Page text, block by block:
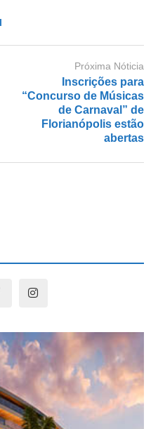
Próxima Nóticia
Inscrições para
“Concurso de Músicas
de Carnaval” de
Florianópolis estão
abertas